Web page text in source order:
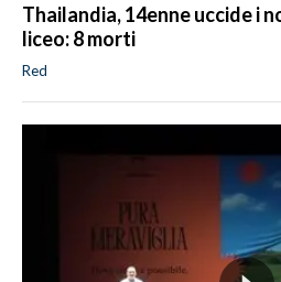
Thailandia, 14enne uccide i
liceo: 8 morti
Red